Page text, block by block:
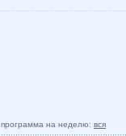
программа на неделю: вся